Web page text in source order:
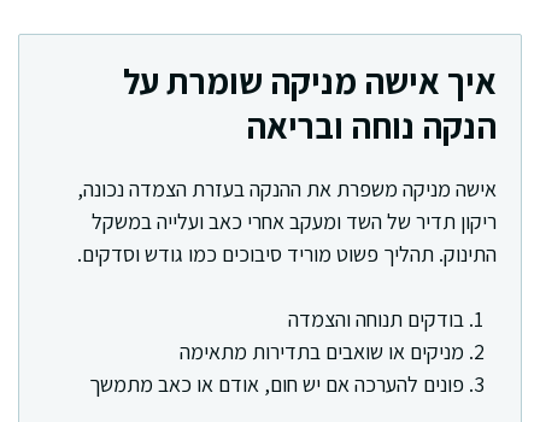
איך אישה מניקה שומרת על
הנקה נוחה ובריאה
אישה מניקה משפרת את ההנקה בעזרת הצמדה נכונה,
ריקון תדיר של השד ומעקב אחרי כאב ועלייה במשקל
התינוק. תהליך פשוט מוריד סיבוכים כמו גודש וסדקים.
בודקים תנוחה והצמדה
מניקים או שואבים בתדירות מתאימה
פונים להערכה אם יש חום, אודם או כאב מתמשך